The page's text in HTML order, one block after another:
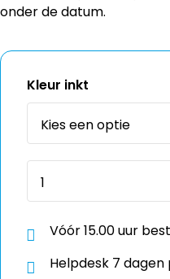
Vóór 15.00 uur
Helpdesk 7
085 488 18 81 /